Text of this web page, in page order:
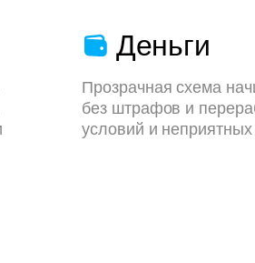
Деньги
Прозрачная схема
без штрафов и
условий и